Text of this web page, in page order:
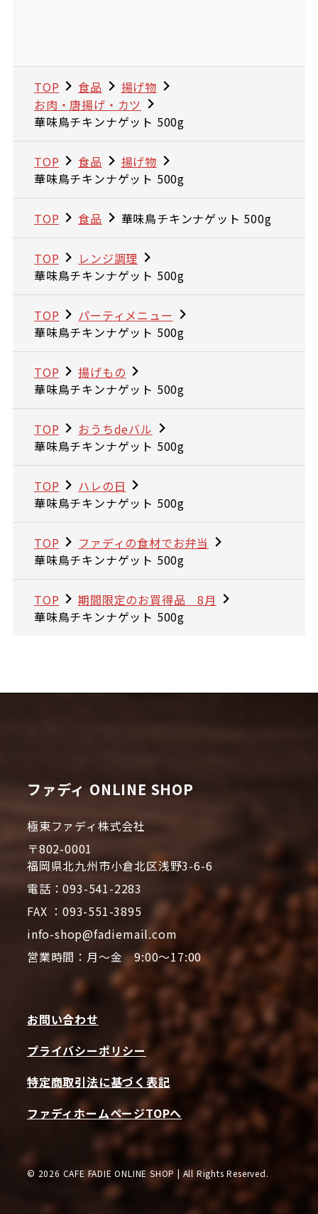
TOP 食品
揚げ物
お肉・唐揚げ・カツ
華味鳥チキンナゲット 500g
TOP 食品
揚げ物
華味鳥チキンナゲット 500g
TOP 食品 華味鳥チキンナゲット 500g
TOP
レンジ調理
華味鳥チキンナゲット 500g
TOP
パーティメニュー
華味鳥チキンナゲット 500g
TOP
揚げもの
華味鳥チキンナゲット 500g
TOP
おうちdeバル
華味鳥チキンナゲット 500g
TOP
ハレの日
華味鳥チキンナゲット 500g
TOP
ファディの食材でお弁当
華味鳥チキンナゲット 500g
TOP
期間限定のお買得品 8月
華味鳥チキンナゲット 500g
ファディ ONLINE SHOP
極東ファディ株式会社
〒802-0001
福岡県北九州市小倉北区浅野3-6-6
電話：093-541-2283
FAX ：093-551-3895
info-shop@fadiemail.com
営業時間：月～金 9:00～17:00
お問い合わせ
プライバシーポリシー
特定商取引法に基づく表記
ファディホームページTOPへ
© 2026 CAFE FADIE ONLINE SHOP | All Rights Reserved.